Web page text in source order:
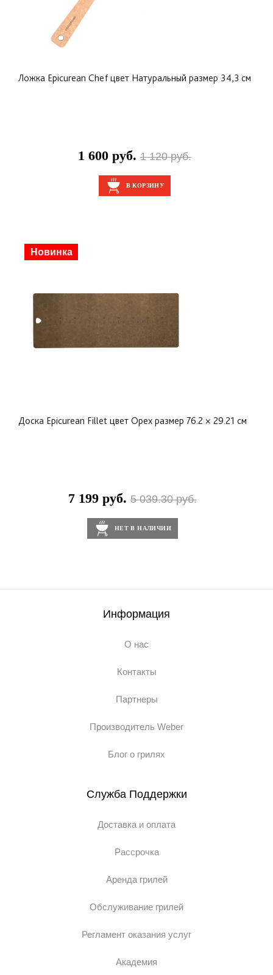
Ложка Epicurean Chef цвет Натуральный размер 34,3 см
1 600 руб. 1 120 руб.
В КОРЗИНУ
Скидка
Новинка
Доска Epicurean Fillet цвет Орех размер 76.2 × 29.21 см
7 199 руб. 5 039.30 руб.
НЕТ В НАЛИЧИИ
Информация
О нас
Контакты
Партнеры
Производитель Weber
Блог о грилях
Служба Поддержки
Доставка и оплата
Рассрочка
Аренда грилей
Обслуживание грилей
Регламент оказания услуг
Академия